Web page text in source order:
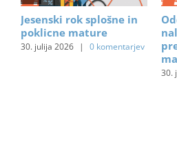
Jesenski rok splošne in
poklicne mature
30. julija 2026 | 0 komentarjev
30.